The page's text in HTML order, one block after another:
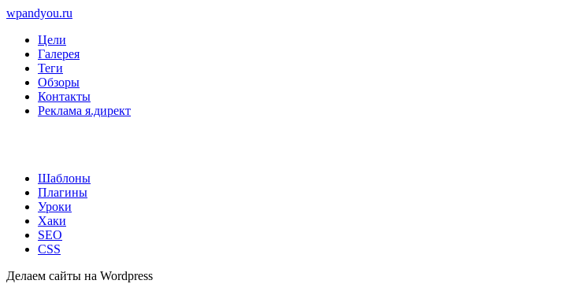
wpandyou.ru
Цели
Галерея
Теги
Обзоры
Контакты
Реклама я.директ
Шаблоны
Плагины
Уроки
Хаки
SEO
CSS
Делаем сайты на Wordpress